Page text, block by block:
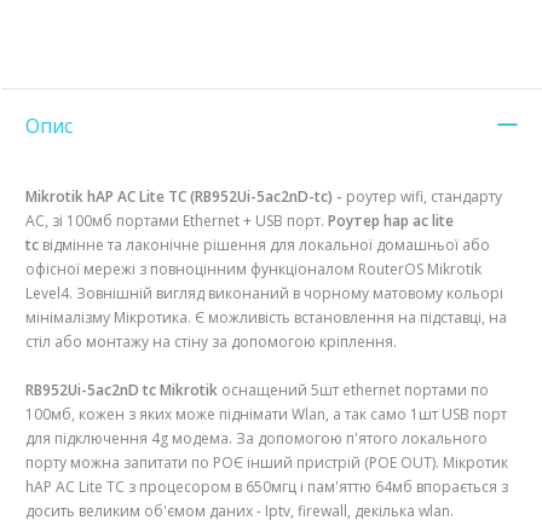
Опис
Mikrotik hAP AC Lite TC (RB952Ui-5ac2nD-tc) - роутер wifi, стандарту
АС, зі 100мб портами Ethernet + USB порт. Роутер hap ac lite
tc відмінне та лаконічне рішення для локальної домашньої або
офісної мережі з повноцінним функціоналом RouterOS Mikrotik
Level4. Зовнішній вигляд виконаний в чорному матовому кольорі
мінімалізму Мікротика. Є можливість встановлення на підставці, на
стіл або монтажу на стіну за допомогою кріплення.
RB952Ui-5ac2nD tc Mikrotik оснащений 5шт ethernet портами по
100мб, кожен з яких може піднімати Wlan, а так само 1шт USB порт
для підключення 4g модема. За допомогою п'ятого локального
порту можна запитати по РОЄ інший пристрій (POE OUT). Мікротик
hAP AC Lite TC з процесором в 650мгц і пам'яттю 64мб впорається з
досить великим об'ємом даних - Iptv, firewall, декілька wlan.